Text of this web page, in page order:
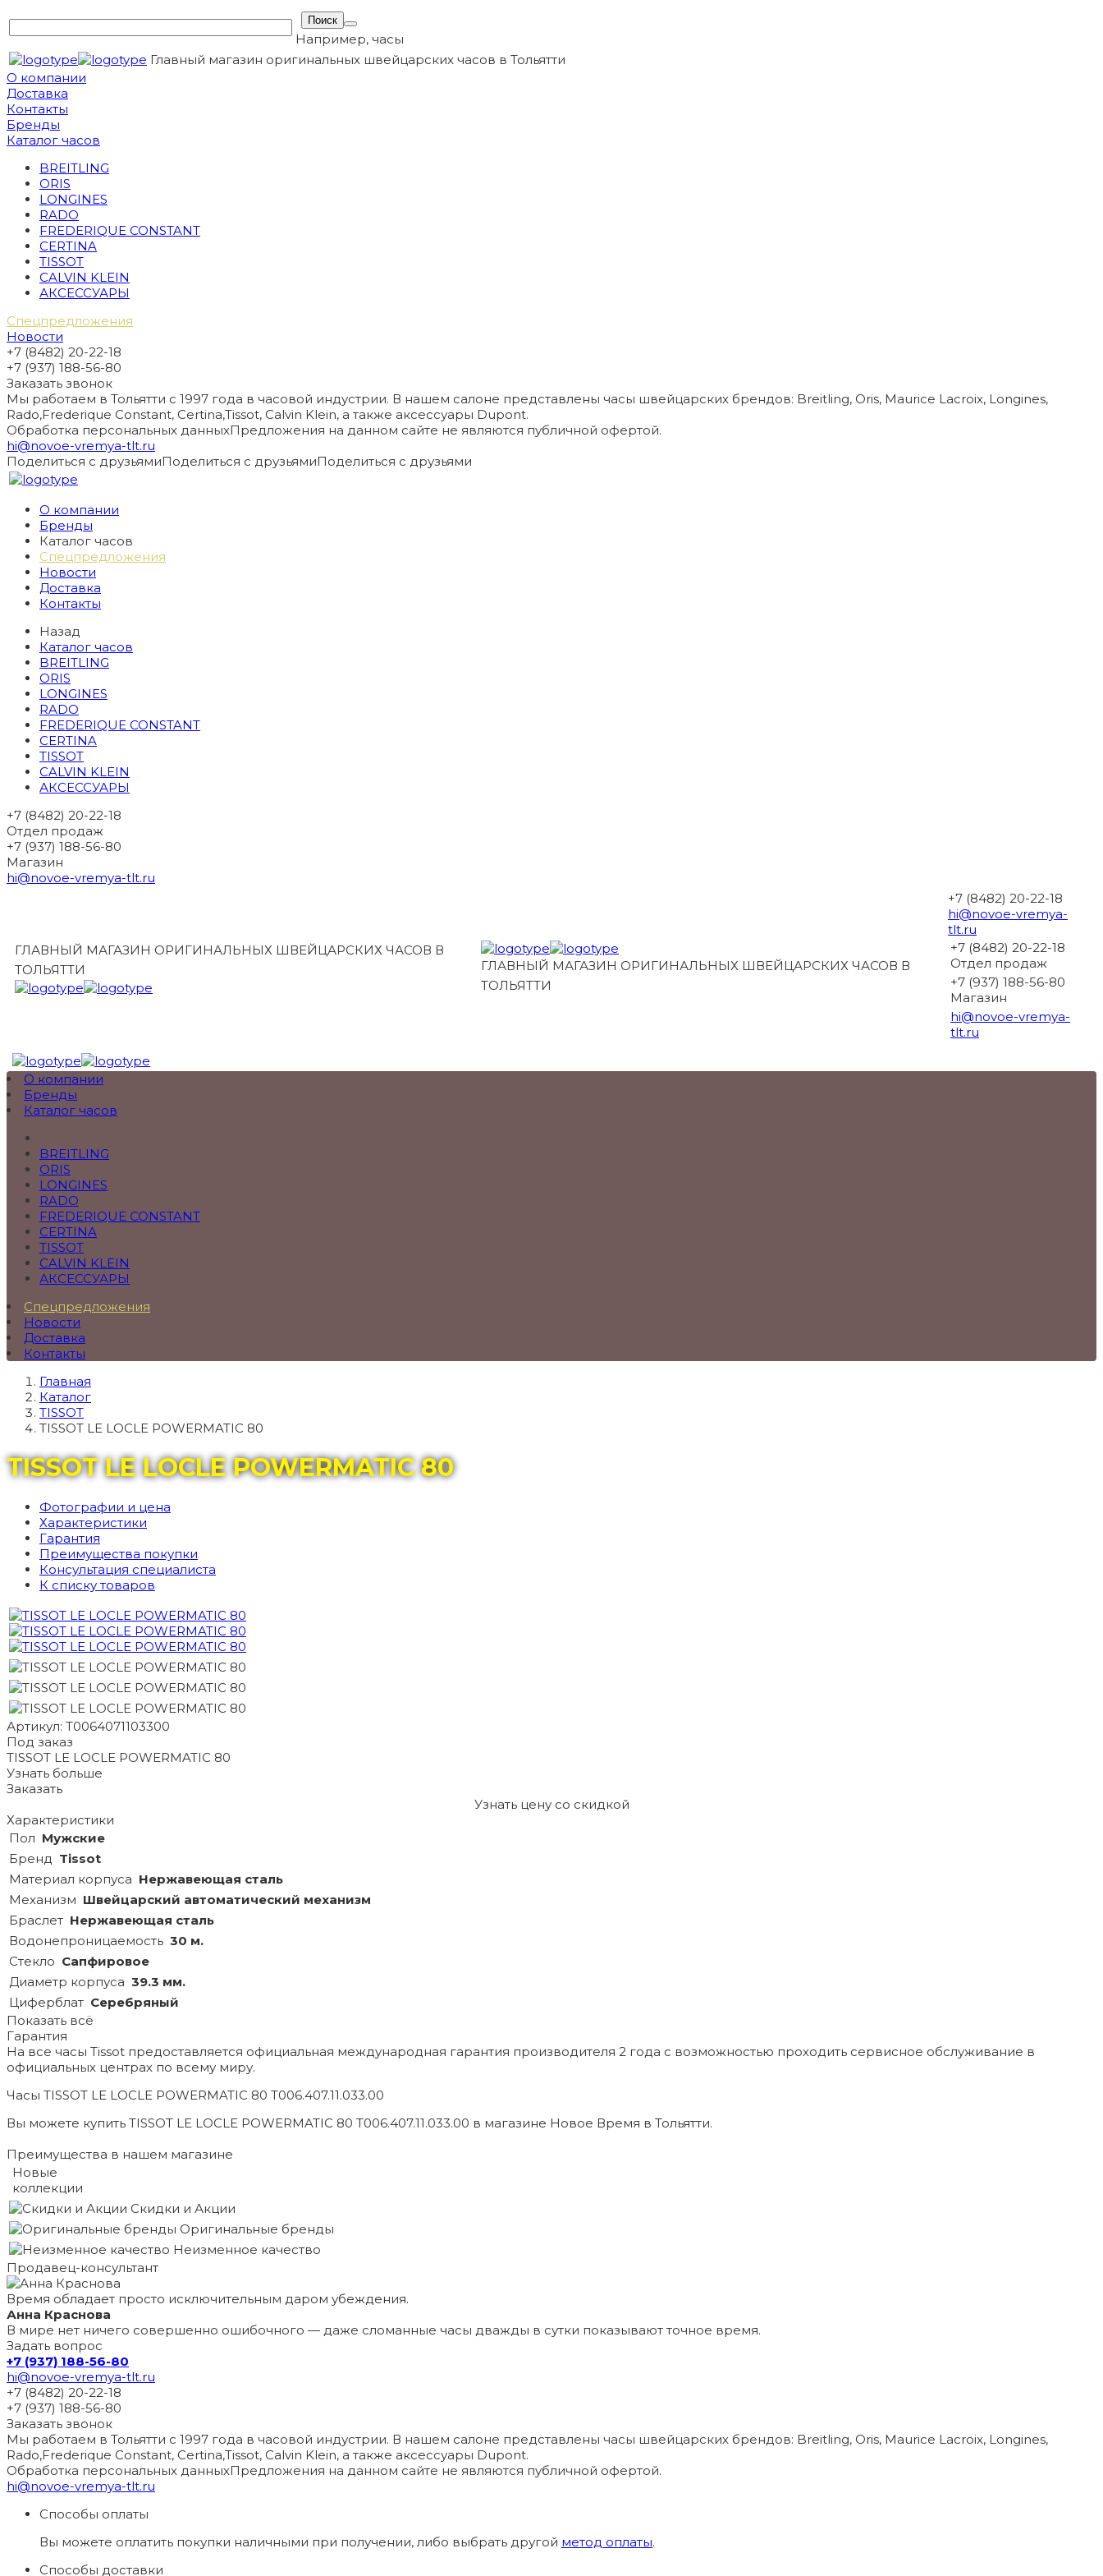
Например, часы
Главный магазин оригинальных швейцарских часов в Тольятти
О компании
Доставка
Контакты
Бренды
Каталог часов
BREITLING
ORIS
LONGINES
RADO
FREDERIQUE CONSTANT
CERTINA
TISSOT
CALVIN KLEIN
АКСЕССУАРЫ
Спецпредложения
Новости
+7 (8482) 20-22-18
+7 (937) 188-56-80
Заказать звонок
Мы работаем в Тольятти с 1997 года в часовой индустрии. В нашем салоне представлены часы швейцарских брендов: Breitling, Oris, Maurice Lacroix, Longines,
Rado,Frederique Constant, Certina,Tissot, Calvin Klein, а также аксессуары Dupont.
Обработка персональных данныхПредложения на данном сайте не являются публичной офертой.
hi@novoe-vremya-tlt.ru
Поделиться с друзьямиПоделиться с друзьямиПоделиться с друзьями
О компании
Бренды
Каталог часов
Спецпредложения
Новости
Доставка
Контакты
Назад
Каталог часов
BREITLING
ORIS
LONGINES
RADO
FREDERIQUE CONSTANT
CERTINA
TISSOT
CALVIN KLEIN
АКСЕССУАРЫ
+7 (8482) 20-22-18
Отдел продаж
+7 (937) 188-56-80
Магазин
hi@novoe-vremya-tlt.ru
ГЛАВНЫЙ МАГАЗИН ОРИГИНАЛЬНЫХ ШВЕЙЦАРСКИХ ЧАСОВ В
ТОЛЬЯТТИ
ГЛАВНЫЙ МАГАЗИН ОРИГИНАЛЬНЫХ ШВЕЙЦАРСКИХ ЧАСОВ В
ТОЛЬЯТТИ
+7 (8482) 20-22-18
hi@novoe-vremya-
tlt.ru
+7 (8482) 20-22-18
Отдел продаж
+7 (937) 188-56-80
Магазин
hi@novoe-vremya-
tlt.ru
О компании
Бренды
Каталог часов
BREITLING
ORIS
LONGINES
RADO
FREDERIQUE CONSTANT
CERTINA
TISSOT
CALVIN KLEIN
АКСЕССУАРЫ
Спецпредложения
Новости
Доставка
Контакты
Главная
Каталог
TISSOT
TISSOT LE LOCLE POWERMATIC 80
TISSOT LE LOCLE POWERMATIC 80
Фотографии и цена
Характеристики
Гарантия
Преимущества покупки
Консультация специалиста
К списку товаров
Артикул: T0064071103300
Под заказ
TISSOT LE LOCLE POWERMATIC 80
Узнать больше
Заказать
Узнать цену со скидкой
Характеристики
Пол Мужские
Бренд Tissot
Материал корпуса Нержавеющая сталь
Механизм Швейцарский автоматический механизм
Браслет Нержавеющая сталь
Водонепроницаемость 30 м.
Стекло Сапфировое
Диаметр корпуса 39.3 мм.
Циферблат Серебряный
Показать всё
Гарантия
На все часы Tissot предоставляется официальная международная гарантия производителя 2 года с возможностью проходить сервисное обслуживание в
официальных центрах по всему миру.
Часы TISSOT LE LOCLE POWERMATIC 80 T006.407.11.033.00
Вы можете купить TISSOT LE LOCLE POWERMATIC 80 T006.407.11.033.00 в магазине Новое Время в Тольятти.
Преимущества в нашем магазине
Новые
коллекции
Скидки и Акции
Оригинальные бренды
Неизменное качество
Продавец-консультант
Время обладает просто исключительным даром убеждения.
Анна Краснова
В мире нет ничего совершенно ошибочного — даже сломанные часы дважды в сутки показывают точное время.
Задать вопрос
+7 (937) 188-56-80
hi@novoe-vremya-tlt.ru
+7 (8482) 20-22-18
+7 (937) 188-56-80
Заказать звонок
Мы работаем в Тольятти с 1997 года в часовой индустрии. В нашем салоне представлены часы швейцарских брендов: Breitling, Oris, Maurice Lacroix, Longines,
Rado,Frederique Constant, Certina,Tissot, Calvin Klein, а также аксессуары Dupont.
Обработка персональных данныхПредложения на данном сайте не являются публичной офертой.
hi@novoe-vremya-tlt.ru
Способы оплаты
Вы можете оплатить покупки наличными при получении, либо выбрать другой метод оплаты.
Способы доставки